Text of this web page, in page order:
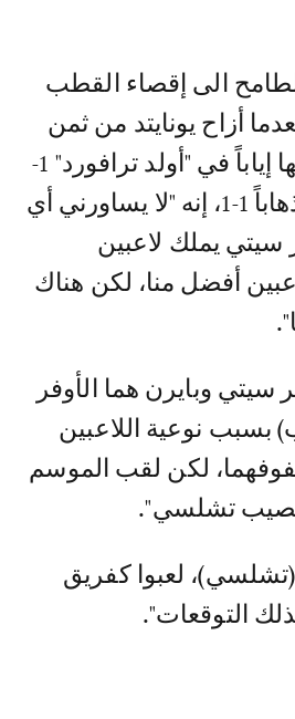
الى إقصاء القطب
أزاح يونايتد من ثمن
النهائي بالفوز عليها إياباً في "أولد ترافورد" 1-
صفر بعد التعادل ذهاباً 1-1، إنه "لا يساورني أي
يملك لاعبين
أفضل منا، لكن هناك
وبايرن هما الأوفر
بسبب نوعية اللاعبين
لكن لقب الموسم
تشلسي".
(تشلسي)، لعبوا كفريق
التوقعات".